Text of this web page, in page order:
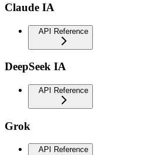
Claude IA
API Reference
DeepSeek IA
API Reference
Grok
API Reference